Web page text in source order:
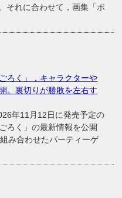
それに合わせて，画集「ポ
ろく」，キャラクターや
。裏切りが勝敗を左右す
年11月12日に発売予定の
ろく」の最新情報を公開
み合わせたパーティーゲ